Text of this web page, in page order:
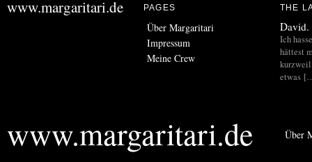
www.margaritari.de PAGES
Über Margaritari
Impressum
Meine Crew
THE
David.
Ich
hättest
etwas
www.margaritari.de Über